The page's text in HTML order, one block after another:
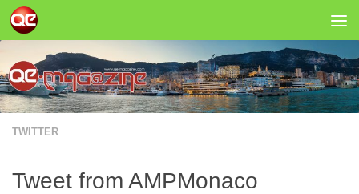
Salta al contenuto
TWITTER
Tweet from AMPMonaco